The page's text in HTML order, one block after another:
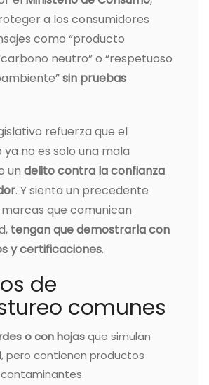
a los consumidores
como “producto
neutro” o “respetuoso
sin pruebas
refuerza que el
no es solo una mala
un delito contra la confianza
. Y sienta un precedente
que comunican
tengan que demostrarla con
y certificaciones.
de
comunes
o con hojasque simulan
pero contienen productos